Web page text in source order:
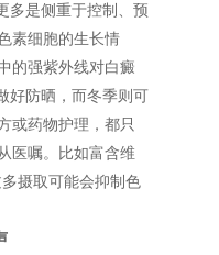
多是侧重于控制、预
素细胞的生长情
的强紫外线对白癜
好防晒，而冬季则可
或药物护理，都只
医嘱。比如富含维
摄取可能会抑制色